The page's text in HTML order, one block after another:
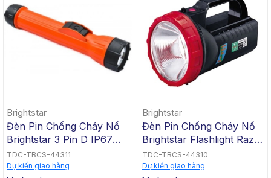
Brightstar
Đèn Pin Chống Cháy Nổ
Brightstar 3 Pin D IP67
WorkSafe 2224
TDC-TBCS-44311
Dự kiến giao hàng
Brightstar
Đèn Pin Chống Cháy Nổ
Brightstar Flashlight Razor
LED Màu Đen 60100
Koehler Brightstar (Theo
TDC-TBCS-44310
Dự kiến giao hàng